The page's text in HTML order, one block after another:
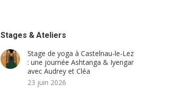
Stages & Ateliers
Stage de yoga à Castelnau-le-Lez
: une journée Ashtanga & Iyengar
avec Audrey et Cléa
23 juin 2026